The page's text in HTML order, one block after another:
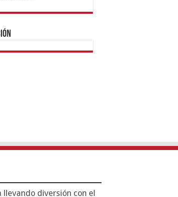
KralbetSupertotobetTipobet
llevando diversión con el